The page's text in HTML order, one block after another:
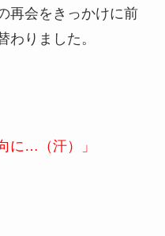
再会をきっかけに前
わりました。
に…（汗）」